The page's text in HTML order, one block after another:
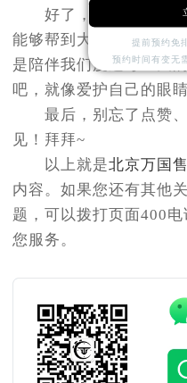
好了，今天的分享就
能够帮到大家。记住，
是陪伴我们度过每一天
吧，就像爱护自己的眼睛
最后，别忘了点赞、
见！拜拜~
以上就是北京万国
内容。如果您还有其他
题，可以拨打页面400
您服务。
提前预约免
预约时间有变无